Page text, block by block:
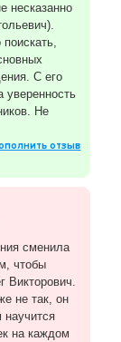
несказанно
С его
Не
отзыв
сменила
чтобы
Викторович.
не так, он
научится
на каждом